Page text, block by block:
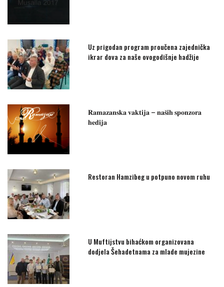
Uz prigodan program proučena zajednička
ikrar dova za naše ovogodišnje hadžije
𝐑𝐚𝐦𝐚𝐳𝐚𝐧𝐬𝐤𝐚 𝐯𝐚𝐤𝐭𝐢𝐣𝐚 – 𝐧𝐚𝐬̌𝐢𝐡 𝐬𝐩𝐨𝐧𝐳𝐨𝐫𝐚
𝐡𝐞𝐝𝐢𝐣𝐚
Restoran Hamzibeg u potpuno novom ruhu
U Muftijstvu bihaćkom organizovana
dodjela Šehadetnama za mlade mujezine